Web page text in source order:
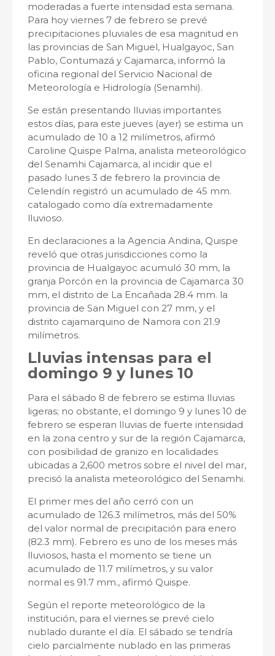
moderadas a fuerte intensidad esta semana.
Para hoy viernes 7 de febrero se prevé
precipitaciones pluviales de esa magnitud en
las provincias de San Miguel, Hualgayoc, San
Pablo, Contumazá y Cajamarca, informó la
oficina regional del Servicio Nacional de
Meteorología e Hidrología (Senamhi).
Se están presentando lluvias importantes
estos días, para este jueves (ayer) se estima un
acumulado de 10 a 12 milímetros, afirmó
Caroline Quispe Palma, analista meteorológico
del Senamhi Cajamarca, al incidir que el
pasado lunes 3 de febrero la provincia de
Celendín registró un acumulado de 45 mm.
catalogado como día extremadamente
lluvioso.
En declaraciones a la Agencia Andina, Quispe
reveló que otras jurisdicciones como la
provincia de Hualgayoc acumuló 30 mm, la
granja Porcón en la provincia de Cajamarca 30
mm, el distrito de La Encañada 28.4 mm. la
provincia de San Miguel con 27 mm, y el
distrito cajamarquino de Namora con 21.9
milímetros.
Lluvias intensas para el
domingo 9 y lunes 10
Para el sábado 8 de febrero se estima lluvias
ligeras; no obstante, el domingo 9 y lunes 10 de
febrero se esperan lluvias de fuerte intensidad
en la zona centro y sur de la región Cajamarca,
con posibilidad de granizo en localidades
ubicadas a 2,600 metros sobre el nivel del mar,
precisó la analista meteorológico del Senamhi.
El primer mes del año cerró con un
acumulado de 126.3 milímetros, más del 50%
del valor normal de precipitación para enero
(82.3 mm). Febrero es uno de los meses más
lluviosos, hasta el momento se tiene un
acumulado de 11.7 milímetros, y su valor
normal es 91.7 mm., afirmó Quispe.
Según el reporte meteorológico de la
institución, para el viernes se prevé cielo
nublado durante el día. El sábado se tendría
cielo parcialmente nublado en las primeras